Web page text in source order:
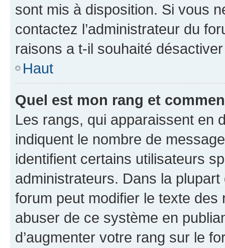
sont mis à disposition. Si vous
contactez l’administrateur du
raisons a t-il souhaité
Haut
Quel est mon rang et
Les rangs, qui apparaissent en
indiquent le nombre de
identifient certains utilisateurs
administrateurs. Dans la
forum peut modifier le texte
abuser de ce système en
d’augmenter votre rang sur le